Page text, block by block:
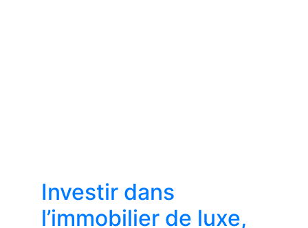
Investir dans
l’immobilier de luxe,